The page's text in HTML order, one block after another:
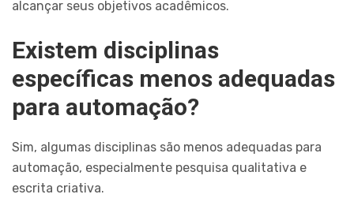
alcançar seus objetivos acadêmicos.
Existem disciplinas
específicas menos adequadas
para automação?
Sim, algumas disciplinas são menos adequadas para
automação, especialmente pesquisa qualitativa e
escrita criativa.